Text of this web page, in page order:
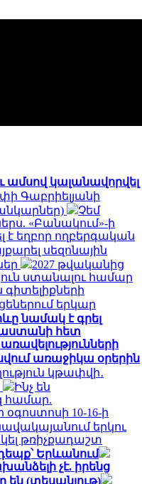
ամսով կալանավորվել
Գաբրիելյանի
Չեմ
«Բանակում»-ի
եղբոր ողբերգական
սեզոնային
2027 թվականից
ստանալու համար
երկար
նամակ է գրել
հետ
առաջիկա օրերին
կթափվի․
Ինչ են
համար.
10-16-ի
երկու
թռիչքադաշտ
Երևանում
չէ. իրենց
(տեսանյութ)